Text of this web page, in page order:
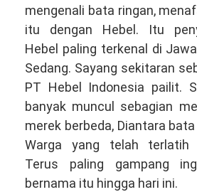
mengenali bata ringan,
itu dengan Hebel. Itu
Hebel paling terkenal di
Sedang. Sayang sekitaran
PT Hebel Indonesia pailit.
banyak muncul sebagian
merek berbeda, Diantara
Warga yang telah terlatih
Terus paling gampang
bernama itu hingga hari ini.